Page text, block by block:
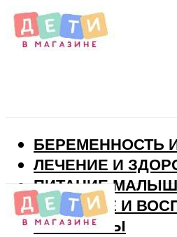
БЕРЕМЕННОСТЬ
ЛЕЧЕНИЕ И
ПИТАНИЕ
РАЗВИТИЕ И
ВИТАМИНЫ